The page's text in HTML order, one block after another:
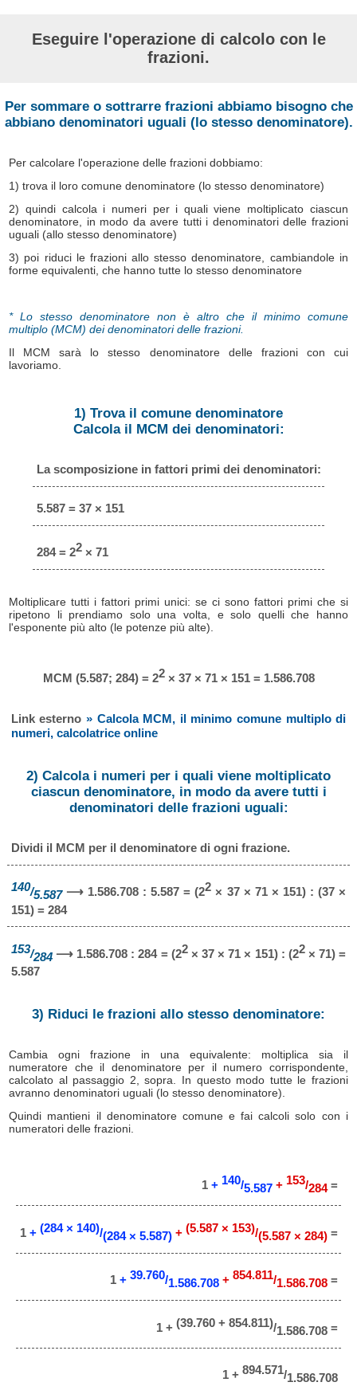
Eseguire l'operazione di calcolo con le
frazioni.
Per sommare o sottrarre frazioni abbiamo bisogno che
abbiano denominatori uguali (lo stesso denominatore).
Per calcolare l'operazione delle frazioni dobbiamo:
1) trova il loro comune denominatore (lo stesso denominatore)
2) quindi calcola i numeri per i quali viene moltiplicato ciascun
denominatore, in modo da avere tutti i denominatori delle frazioni
uguali (allo stesso denominatore)
3) poi riduci le frazioni allo stesso denominatore, cambiandole in
forme equivalenti, che hanno tutte lo stesso denominatore
* Lo stesso denominatore non è altro che il minimo comune
multiplo (MCM) dei denominatori delle frazioni.
Il MCM sarà lo stesso denominatore delle frazioni con cui
lavoriamo.
1) Trova il comune denominatore
Calcola il MCM dei denominatori:
La scomposizione in fattori primi dei denominatori:
5.587 = 37 × 151
284 = 22× 71
Moltiplicare tutti i fattori primi unici: se ci sono fattori primi che si
ripetono li prendiamo solo una volta, e solo quelli che hanno
l'esponente più alto (le potenze più alte).
MCM (5.587; 284) = 22× 37 × 71 × 151 = 1.586.708
Link esterno » Calcola MCM, il minimo comune multiplo di
numeri, calcolatrice online
2) Calcola i numeri per i quali viene moltiplicato
ciascun denominatore, in modo da avere tutti i
denominatori delle frazioni uguali:
Dividi il MCM per il denominatore di ogni frazione.
140/5.587 ⟶ 1.586.708 : 5.587 = (22 × 37 × 71 × 151) : (37 ×
151) = 284
153/284 ⟶ 1.586.708 : 284 = (22× 37 × 71 × 151) : (22× 71) =
5.587
3) Riduci le frazioni allo stesso denominatore:
Cambia ogni frazione in una equivalente: moltiplica sia il
numeratore che il denominatore per il numero corrispondente,
calcolato al passaggio 2, sopra. In questo modo tutte le frazioni
avranno denominatori uguali (lo stesso denominatore).
Quindi mantieni il denominatore comune e fai calcoli solo con i
numeratori delle frazioni.
1+ 140/5.587 + 153/284 =
1+ (284 × 140)/(284 × 5.587) + (5.587 × 153)/(5.587 × 284)=
1+ 39.760/1.586.708 + 854.811/1.586.708=
1 + (39.760 + 854.811)/1.586.708=
1 + 894.571/1.586.708